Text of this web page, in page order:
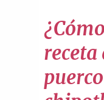
receta